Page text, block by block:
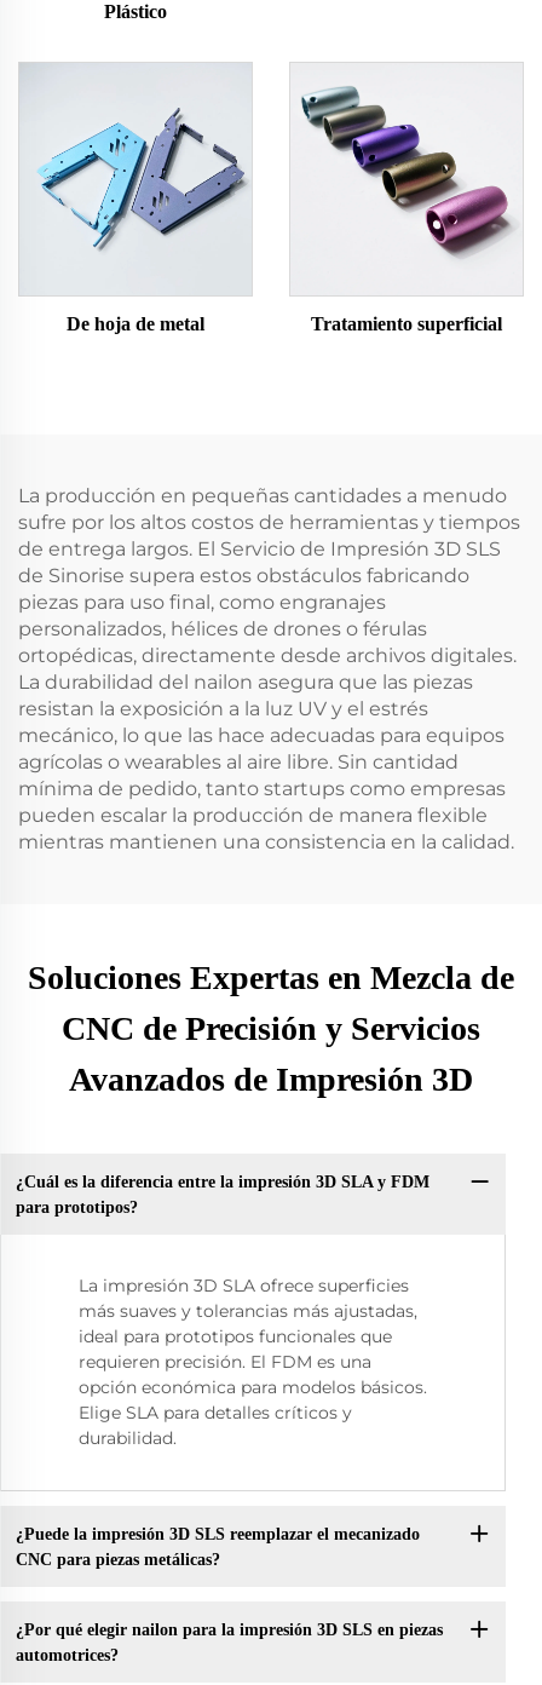
Plástico
De hoja de metal Tratamiento superficial
La producción en pequeñas cantidades a menudo
sufre por los altos costos de herramientas y tiempos
de entrega largos. El Servicio de Impresión 3D SLS
de Sinorise supera estos obstáculos fabricando
piezas para uso final, como engranajes
personalizados, hélices de drones o férulas
ortopédicas, directamente desde archivos digitales.
La durabilidad del nailon asegura que las piezas
resistan la exposición a la luz UV y el estrés
mecánico, lo que las hace adecuadas para equipos
agrícolas o wearables al aire libre. Sin cantidad
mínima de pedido, tanto startups como empresas
pueden escalar la producción de manera flexible
mientras mantienen una consistencia en la calidad.
Soluciones Expertas en Mezcla de
CNC de Precisión y Servicios
Avanzados de Impresión 3D
¿Cuál es la diferencia entre la impresión 3D SLA y FDM
para prototipos?
La impresión 3D SLA ofrece superficies
más suaves y tolerancias más ajustadas,
ideal para prototipos funcionales que
requieren precisión. El FDM es una
opción económica para modelos básicos.
Elige SLA para detalles críticos y
durabilidad.
¿Puede la impresión 3D SLS reemplazar el mecanizado
CNC para piezas metálicas?
¿Por qué elegir nailon para la impresión 3D SLS en piezas
automotrices?